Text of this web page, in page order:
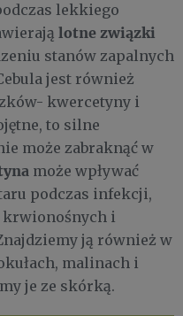
lekkiego
lotne związki
stanów zapalnych
jest również
kwercetyny i
to silne
może zabraknąć w
może wpływać
podczas infekcji,
krwionośnych i
ją również w
malinach i
je ze skórką.